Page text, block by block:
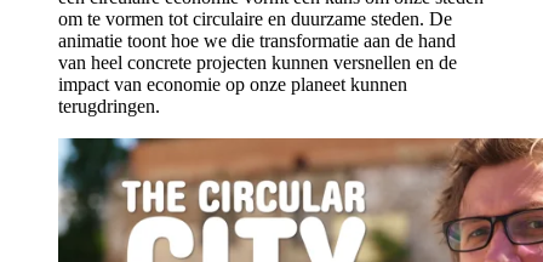
om te vormen tot circulaire en duurzame steden. De
animatie toont hoe we die transformatie aan de hand
van heel concrete projecten kunnen versnellen en de
impact van economie op onze planeet kunnen
terugdringen.